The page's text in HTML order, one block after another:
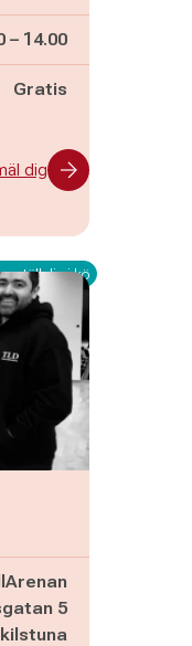
mellan
– och
14.00
Gratis
dig
ställ dig i kö
5